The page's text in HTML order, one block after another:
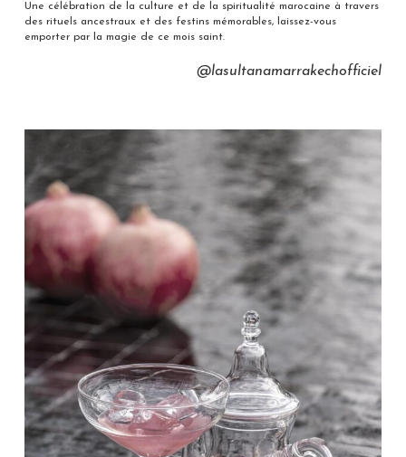
Une célébration de la culture et de la spiritualité marocaine à travers
des rituels ancestraux et des festins mémorables, laissez-vous
emporter par la magie de ce mois saint.
@lasultanamarrakechofficiel